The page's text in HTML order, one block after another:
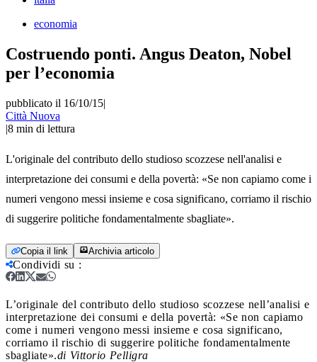
economia
Costruendo ponti. Angus Deaton, Nobel
per l’economia
pubblicato il 16/10/15|
Città Nuova
|8 min di lettura
L'originale del contributo dello studioso scozzese nell'analisi e
interpretazione dei consumi e della povertà: «Se non capiamo come i
numeri vengono messi insieme e cosa significano, corriamo il rischio
di suggerire politiche fondamentalmente sbagliate».
Copia il link Archivia articolo
Condividi su :
L’originale del contributo dello studioso scozzese nell’analisi e
interpretazione dei consumi e della povertà: «Se non capiamo
come i numeri vengono messi insieme e cosa significano,
corriamo il rischio di suggerire politiche fondamentalmente
sbagliate».di Vittorio Pelligra